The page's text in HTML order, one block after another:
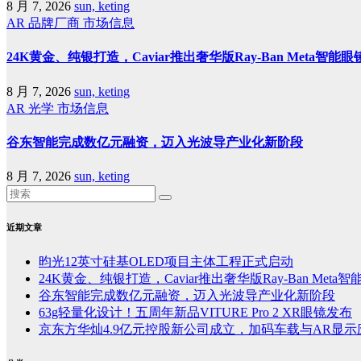
8 月 7, 2026 sun, keting
AR 品牌厂商 市场信息
24K黄金、纯银打造，Caviar推出奢华版Ray-Ban Meta智能眼
8 月 7, 2026 sun, keting
AR 光学 市场信息
谷东智能完成数亿元融资，迈入光波导产业化新阶段
8 月 7, 2026 sun, keting
近期文章
昀光12英寸硅基OLED项目主体工程正式启动
24K黄金、纯银打造，Caviar推出奢华版Ray-Ban Meta智
谷东智能完成数亿元融资，迈入光波导产业化新阶段
63g轻量化设计！五周年新品VITURE Pro 2 XR眼镜发布
京东方华灿4.9亿元控股新公司成立，加码车载与AR显示